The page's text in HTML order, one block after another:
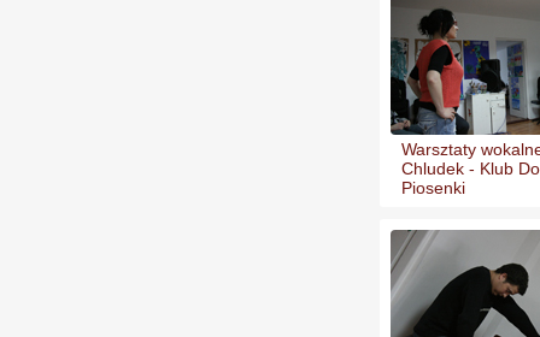
Warsztaty
Chludek - Klub
Piosenki